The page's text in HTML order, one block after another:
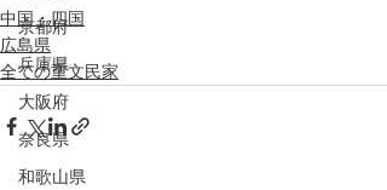
京都府
兵庫県
大阪府
奈良県
和歌山県
中国・四国
広島県
全ての重文民家